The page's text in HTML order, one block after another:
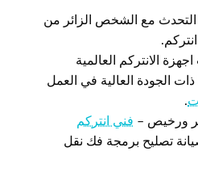
التحدث مع الشخص الزائر من
الانتركم العالمية
ذات الجودة العالية في العمل
.
ورخيص – فني انتركم
تصليح برمجة فك نقل